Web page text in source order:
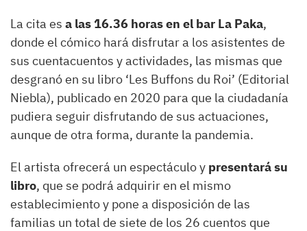
La cita es a las 16.36 horas en el bar La Paka,
donde el cómico hará disfrutar a los asistentes de
sus cuentacuentos y actividades, las mismas que
desgranó en su libro ‘Les Buffons du Roi’ (Editorial
Niebla), publicado en 2020 para que la ciudadanía
pudiera seguir disfrutando de sus actuaciones,
aunque de otra forma, durante la pandemia.
El artista ofrecerá un espectáculo y presentará su
libro, que se podrá adquirir en el mismo
establecimiento y pone a disposición de las
familias un total de siete de los 26 cuentos que